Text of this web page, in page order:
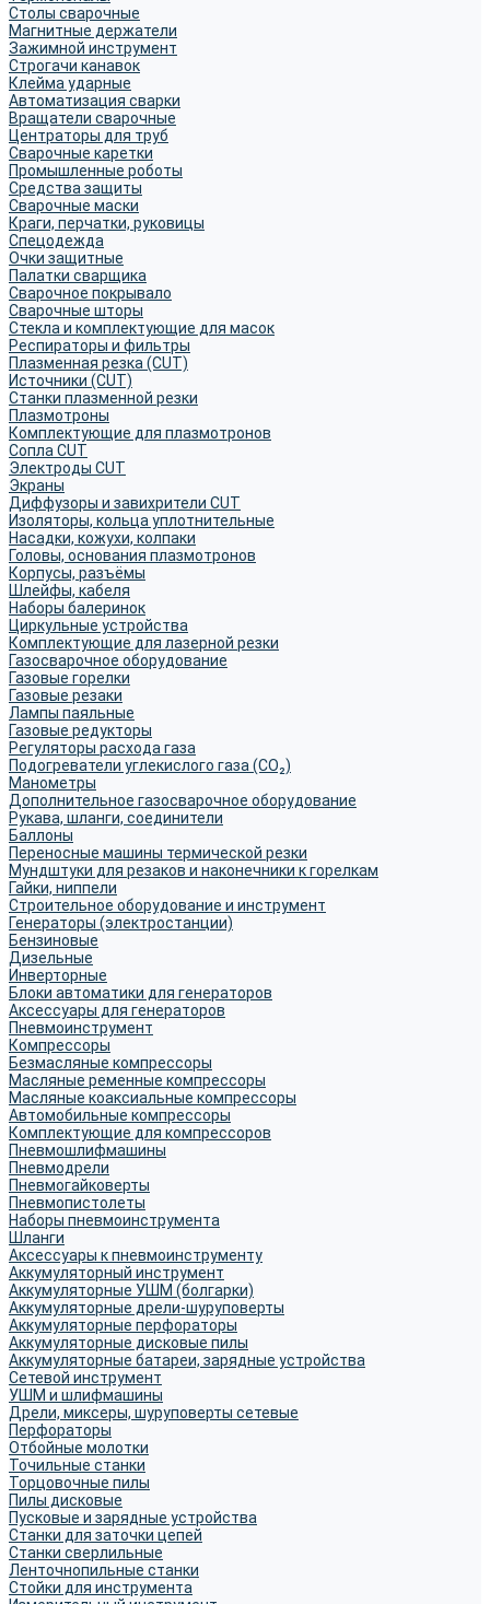
Столы сварочные
Магнитные держатели
Зажимной инструмент
Строгачи канавок
Клейма ударные
Автоматизация сварки
Вращатели сварочные
Центраторы для труб
Сварочные каретки
Промышленные роботы
Средства защиты
Сварочные маски
Краги, перчатки, руковицы
Спецодежда
Очки защитные
Палатки сварщика
Сварочное покрывало
Сварочные шторы
Стекла и комплектующие для масок
Респираторы и фильтры
Плазменная резка (CUT)
Источники (CUT)
Станки плазменной резки
Плазмотроны
Комплектующие для плазмотронов
Сопла CUT
Электроды CUT
Экраны
Диффузоры и завихрители CUT
Изоляторы, кольца уплотнительные
Насадки, кожухи, колпаки
Головы, основания плазмотронов
Корпусы, разъёмы
Шлейфы, кабеля
Наборы балеринок
Циркульные устройства
Комплектующие для лазерной резки
Газосварочное оборудование
Газовые горелки
Газовые резаки
Лампы паяльные
Газовые редукторы
Регуляторы расхода газа
Подогреватели углекислого газа (CO₂)
Манометры
Дополнительное газосварочное оборудование
Рукава, шланги, соединители
Баллоны
Переносные машины термической резки
Мундштуки для резаков и наконечники к горелкам
Гайки, ниппели
Строительное оборудование и инструмент
Генераторы (электростанции)
Бензиновые
Дизельные
Инверторные
Блоки автоматики для генераторов
Аксессуары для генераторов
Пневмоинструмент
Компрессоры
Безмасляные компрессоры
Масляные ременные компрессоры
Масляные коаксиальные компрессоры
Автомобильные компрессоры
Комплектующие для компрессоров
Пневмошлифмашины
Пневмодрели
Пневмогайковерты
Пневмопистолеты
Наборы пневмоинструмента
Шланги
Аксессуары к пневмоинструменту
Аккумуляторный инструмент
Аккумуляторные УШМ (болгарки)
Аккумуляторные дрели-шуруповерты
Аккумуляторные перфораторы
Аккумуляторные дисковые пилы
Аккумуляторные батареи, зарядные устройства
Сетевой инструмент
УШМ и шлифмашины
Дрели, миксеры, шуруповерты сетевые
Перфораторы
Отбойные молотки
Точильные станки
Торцовочные пилы
Пилы дисковые
Пусковые и зарядные устройства
Станки для заточки цепей
Станки сверлильные
Ленточнопильные станки
Стойки для инструмента